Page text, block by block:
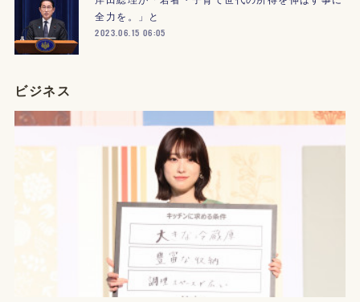
全力を。」と
2023.06.15 06:05
ビジネス